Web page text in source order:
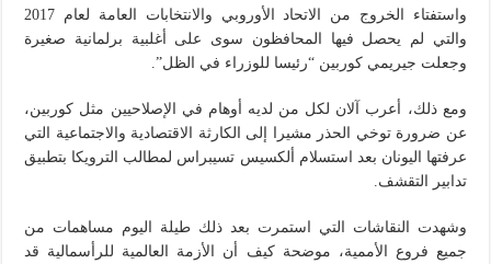
واستفتاء الخروج من الاتحاد الأوروبي والانتخابات العامة لعام 2017
والتي لم يحصل فيها المحافظون سوى على أغلبية برلمانية صغيرة
وجعلت جيريمي كوربين “رئيسا للوزراء في الظل”.
ومع ذلك، أعرب آلان لكل من لديه أوهام في الإصلاحيين مثل كوربين،
عن ضرورة توخي الحذر مشيرا إلى الكارثة الاقتصادية والاجتماعية التي
عرفتها اليونان بعد استسلام ألكسيس تسيبراس لمطالب الترويكا بتطبيق
تدابير التقشف.
وشهدت النقاشات التي استمرت بعد ذلك طيلة اليوم مساهمات من
جميع فروع الأممية، موضحة كيف أن الأزمة العالمية للرأسمالية قد